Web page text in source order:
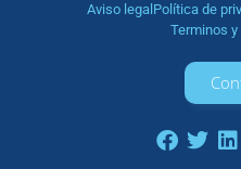
Aviso legal Política de
Terminos